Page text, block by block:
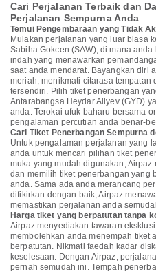
Cari Perjalanan Terbaik dan
Perjalanan Sempurna Anda
Temui Pengembaraan yang Tidak
Mulakan perjalanan yang luar biasa
Sabiha Gokcen (SAW), di mana
indah yang menawarkan
saat anda mendarat. Bayangkan diri
meriah, menikmati citarasa tempatan
tersendiri. Pilih tiket penerbangan
Antarabangsa Heydar Aliyev (GYD)
anda. Terokai ufuk baharu bersama
pengalaman percutian anda benar-
Cari Tiket Penerbangan Sempurna
Untuk pengalaman perjalanan yang
anda untuk mencari pilihan tiket
muka yang mudah digunakan,
dan memilih tiket penerbangan yang
anda. Sama ada anda merancang
difikirkan dengan baik, Airpaz
memastikan perjalanan anda
Harga tiket yang berpatutan tanpa
Airpaz menyediakan tawaran
membolehkan anda menempah tiket
berpatutan. Nikmati faedah kadar
keselesaan. Dengan Airpaz,
pernah semudah ini. Tempah